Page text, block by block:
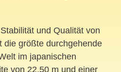
und Qualität von
die größte durchgehende
im japanischen
von 22,50 m und einer